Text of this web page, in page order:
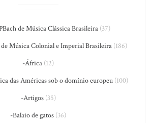
de Música Clássica Brasileira (37)
Música Colonial e Imperial Brasileira (186)
-África (12)
das Américas sob o domínio europeu(100)
-Artigos(35)
-Balaio de gatos (36)